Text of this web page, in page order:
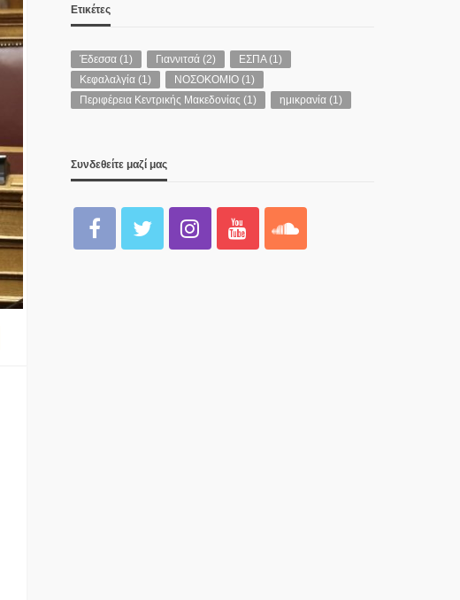
Ετικέτες
Έδεσσα(1) Γιαννιτσά(2) ΕΣΠΑ(1)
Κεφαλαλγία(1) ΝΟΣΟΚΟΜΙΟ(1)
Περιφέρεια Κεντρικής Μακεδονίας (1) ημικρανία(1)
Συνδεθείτε μαζί μας